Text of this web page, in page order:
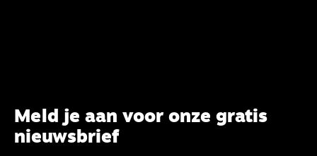
Meld je aan voor onze gratis
nieuwsbrief